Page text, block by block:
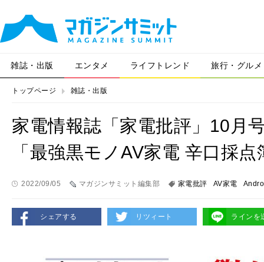
雑誌・出版 エンタメ ライフトレンド 旅行・グルメ
トップページ 雑誌・出版
家電情報誌「家電批評」10月
「最強黒モノAV家電 辛口採
2022/09/05 マガジンサミット編集部 家電批評 AV家電
シェアする リツィート ラインを